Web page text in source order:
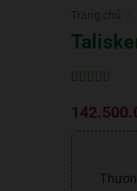
trênđánh
giá